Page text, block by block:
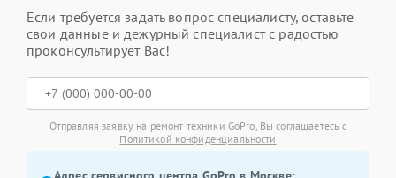
Если требуется задать вопрос специалисту, оставьте
свои данные и дежурный специалист с радостью
проконсультирует Вас!
Отправляя заявку на ремонт техники GoPro, Вы соглашаетесь с
Политикой конфиденциальности